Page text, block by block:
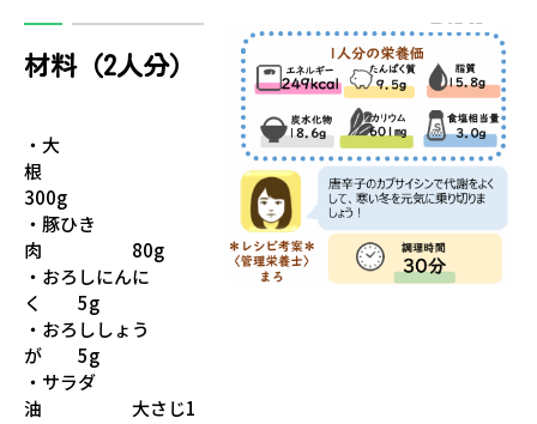
材料（2人分）
・大
根
300g
・豚ひき
肉 80g
・おろしにんに
く 5g
・おろししょう
が 5g
・サラダ
油 大さじ1